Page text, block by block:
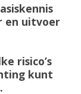
en uitvoer
risico’s
kunt